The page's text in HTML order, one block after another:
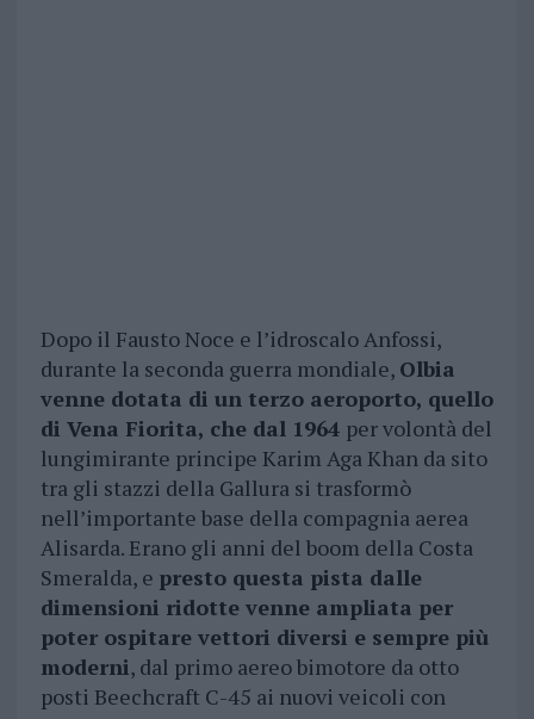
Dopo il Fausto Noce e l’idroscalo Anfossi,
durante la seconda guerra mondiale, Olbia
venne dotata di un terzo aeroporto, quello
di Vena Fiorita, che dal 1964 per volontà del
lungimirante principe Karim Aga Khan da sito
tra gli stazzi della Gallura si trasformò
nell’importante base della compagnia aerea
Alisarda. Erano gli anni del boom della Costa
Smeralda, e presto questa pista dalle
dimensioni ridotte venne ampliata per
poter ospitare vettori diversi e sempre più
moderni, dal primo aereo bimotore da otto
posti Beechcraft C-45 ai nuovi veicoli con